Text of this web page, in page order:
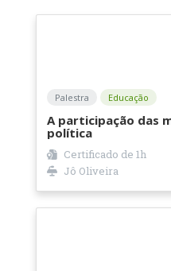
Palestra Educação
A participação das
política
Certificado de 1h
Jô Oliveira